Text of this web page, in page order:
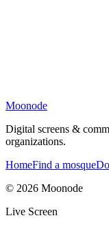
Moonode
Digital screens &
organizations.
HomeFind a mosque
© 2026 Moonode
Live Screen